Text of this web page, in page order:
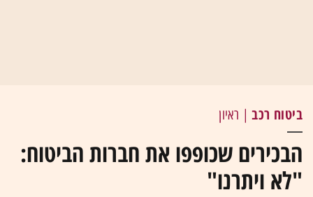
ביטוח רכב| ראיון
הבכירים שכופפו את חברות הביטוח:
"לא ויתרנו"